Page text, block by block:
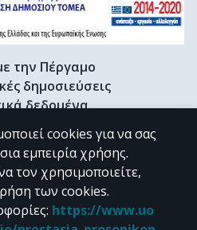
την Πέργαμο
δημοσιεύσεις
δεδομένα
& Γκρίζα βιβλιογραφία
Ερευνητή
CC BY-NC 4.0
cookies για να σας
εμπειρία χρήσης.
τον χρησιμοποιείτε,
των cookies.
: https://www.uo